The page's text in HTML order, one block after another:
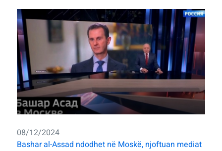
08/12/2024
Bashar al-Assad ndodhet në Moskë, njoftuan mediat